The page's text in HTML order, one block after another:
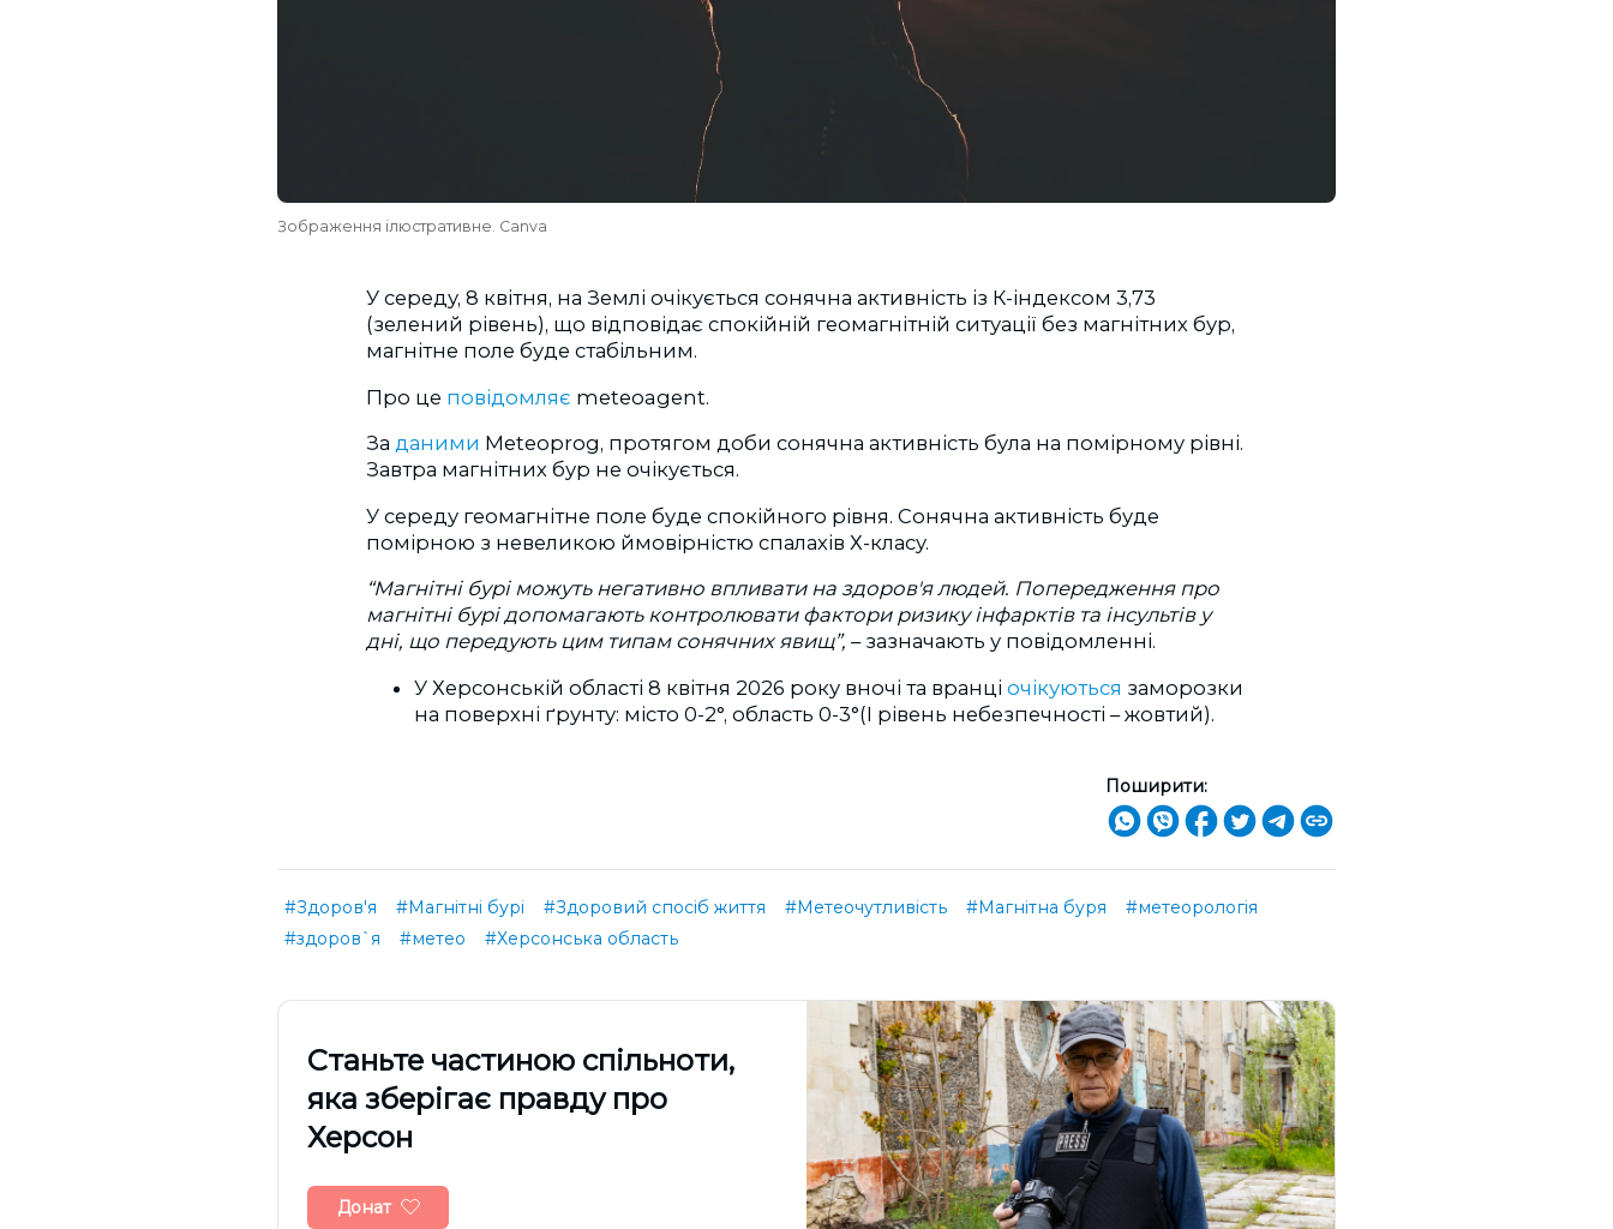
Зображення ілюстративне. Canva
У середу, 8 квітня, на Землі очікується сонячна активність із К-індексом 3,73
(зелений рівень), що відповідає спокійній геомагнітній ситуації без магнітних бур,
магнітне поле буде стабільним.
Про це повідомляє meteoagent.
За даними Meteoprog, протягом доби сонячна активність була на помірному рівні.
Завтра магнітних бур не очікується.
У середу геомагнітне поле буде спокійного рівня. Сонячна активність буде
помірною з невеликою ймовірністю спалахів Х-класу.
“Магнітні бурі можуть негативно впливати на здоров'я людей. Попередження про
магнітні бурі допомагають контролювати фактори ризику інфарктів та інсультів у
дні, що передують цим типам сонячних явищ”, – зазначають у повідомленні.
У Херсонській області 8 квітня 2026 року вночі та вранці очікуються заморозки
на поверхні ґрунту: місто 0-2°, область 0-3°(I рівень небезпечності – жовтий).
Поширити:
#Здоров'я #Магнітні бурі #Здоровий спосіб життя #Метеочутливість #Магнітна буря
#метеорологія
#здоров`я
#метео #Херсонська область
Cтаньте частиною спільноти,
яка зберігає правду про
Херсон
Донат